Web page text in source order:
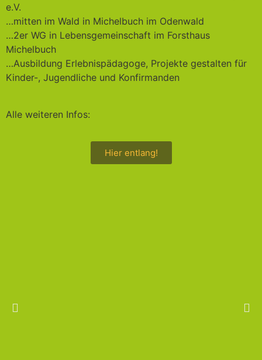
e.V.
…mitten im Wald in Michelbuch im Odenwald
…2er WG in Lebensgemeinschaft im Forsthaus
Michelbuch
…Ausbildung Erlebnispädagoge, Projekte gestalten für
Kinder-, Jugendliche und Konfirmanden
Alle weiteren Infos:
Hier entlang!